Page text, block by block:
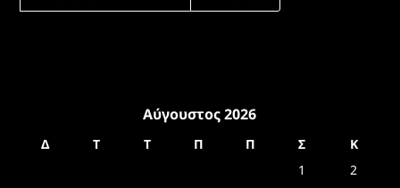
Αύγουστος 2026
Δ Τ Τ Π Π Σ
Κ
1
2